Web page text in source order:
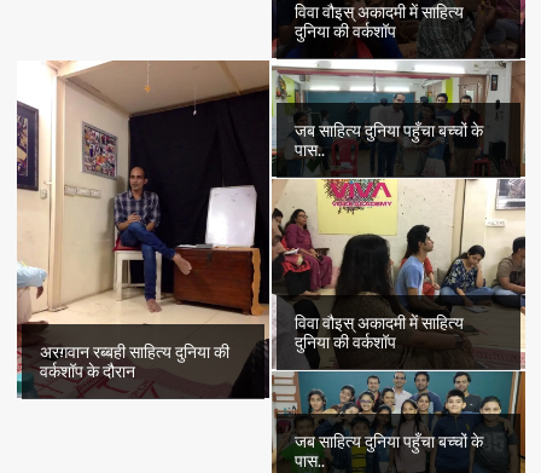
विवा वौइस् अकादमी में साहित्य
दुनिया की वर्कशॉप
अरग़वान रब्बही साहित्य दुनिया की
वर्कशॉप के दौरान
जब साहित्य दुनिया पहुँचा बच्चों के
पास..
विवा वौइस् अकादमी में साहित्य
दुनिया की वर्कशॉप
जब साहित्य दुनिया पहुँचा बच्चों के
पास..